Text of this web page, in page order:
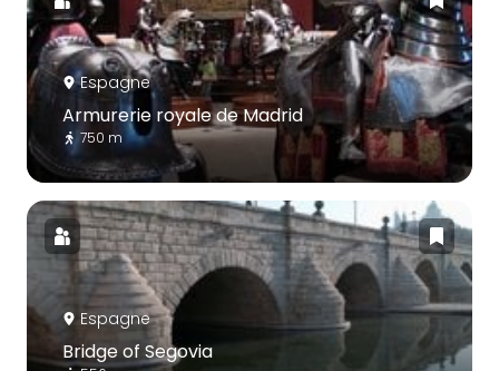
Espagne
Armurerie royale de Madrid
750 m
Espagne
Bridge of Segovia